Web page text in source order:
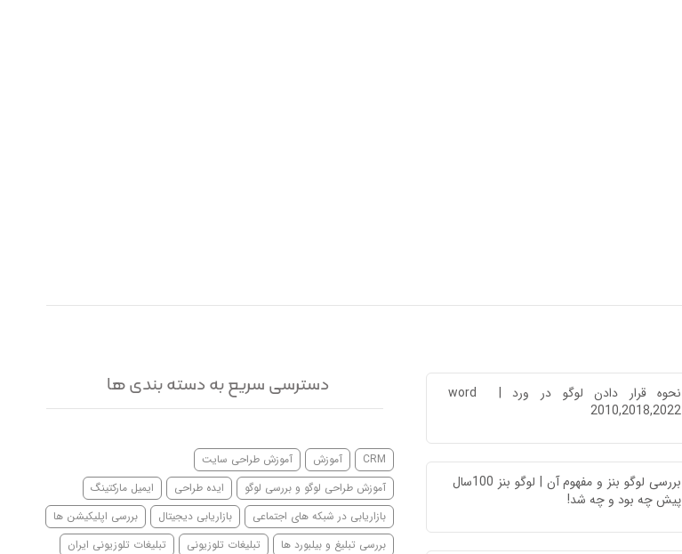
نحوه قرار دادن لوگو در ورد | word
2010,2018,2022
بررسی لوگو بنز و مفهوم آن | لوگو بنز 100سال
پیش چه بود و چه شد!
دسترسی سریع به دسته بندی ها
CRM آموزش
آموزش طراحی سایت
آموزش طراحی لوگو و بررسی لوگو
ایده طراحی
ایمیل مارکتینگ
بازاریابی در شبکه های اجتماعی
بازاریابی دیجیتال
بررسی اپلیکیشن ها
بررسی تبلیغ و بیلبورد ها
تبلیغات تلوزیونی
تبلیغات تلوزیونی ایران